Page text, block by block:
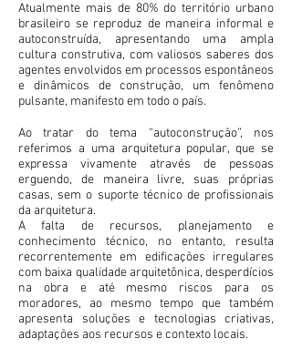
Atualmente mais de 80% do território urbano
brasileiro se reproduz de maneira informal e
autoconstruída, apresentando uma ampla
cultura construtiva, com valiosos saberes dos
agentes envolvidos em processos espontâneos
e dinâmicos de construção, um fenômeno
pulsante, manifesto em todo o país.
Ao tratar do tema “autoconstrução”, nos
referimos a uma arquitetura popular, que se
expressa vivamente através de pessoas
erguendo, de maneira livre, suas próprias
casas, sem o suporte técnico de profissionais
da arquitetura.
A falta de recursos, planejamento e
conhecimento técnico, no entanto, resulta
recorrentemente em edificações irregulares
com baixa qualidade arquitetônica, desperdícios
na obra e até mesmo riscos para os
moradores, ao mesmo tempo que também
apresenta soluções e tecnologias criativas,
adaptações aos recursos e contexto locais.